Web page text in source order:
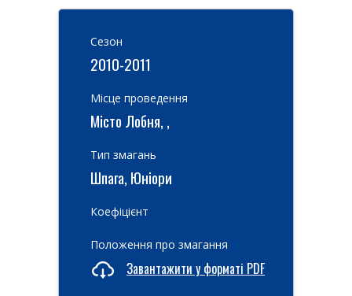
Cезон
2010-2011
Місце проведення
Місто Лобня, ,
Тип змагань
Шпага, Юніори
Коефіцієнт
Положення про змагання
Завантажити у форматі PDF